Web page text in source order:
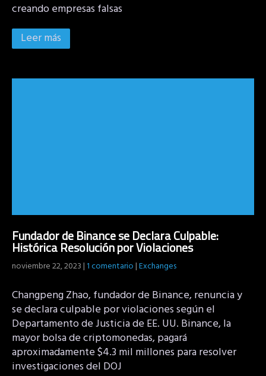
creando empresas falsas
Leer más
Fundador de Binance se Declara Culpable:
Histórica Resolución por Violaciones
noviembre 22, 2023|1 comentario|Exchanges
Changpeng Zhao, fundador de Binance, renuncia y
se declara culpable por violaciones según el
Departamento de Justicia de EE. UU. Binance, la
mayor bolsa de criptomonedas, pagará
aproximadamente $4.3 mil millones para resolver
investigaciones del DOJ